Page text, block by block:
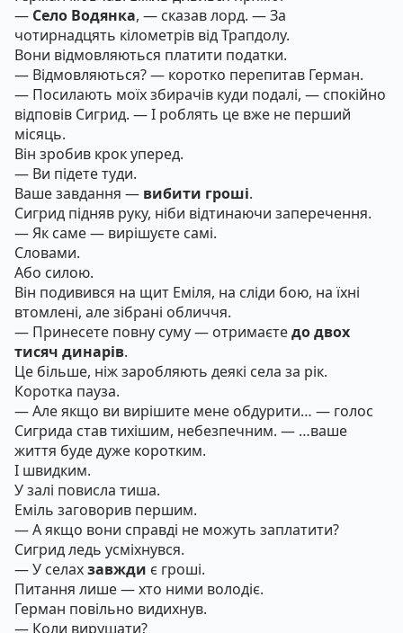
— Село Водянка, — сказав лорд. — За
чотирнадцять кілометрів від Трапдолу.
Вони відмовляються платити податки.
— Відмовляються? — коротко перепитав Герман.
— Посилають моїх збирачів куди подалі, — спокійно
відповів Сигрид. — І роблять це вже не перший
місяць.
Він зробив крок уперед.
— Ви підете туди.
Ваше завдання — вибити гроші.
Сигрид підняв руку, ніби відтинаючи заперечення.
— Як саме — вирішуєте самі.
Словами.
Або силою.
Він подивився на щит Еміля, на сліди бою, на їхні
втомлені, але зібрані обличчя.
— Принесете повну суму — отримаєтедо двох
тисяч динарів.
Це більше, ніж заробляють деякі села за рік.
Коротка пауза.
— Але якщо ви вирішите мене обдурити… — голос
Сигрида став тихішим, небезпечним. — …ваше
життя буде дуже коротким.
І швидким.
У залі повисла тиша.
Еміль заговорив першим.
— А якщо вони справді не можуть заплатити?
Сигрид ледь усміхнувся.
— У селахзавжди є гроші.
Питання лише — хто ними володіє.
Герман повільно видихнув.
— Коли вирушати?